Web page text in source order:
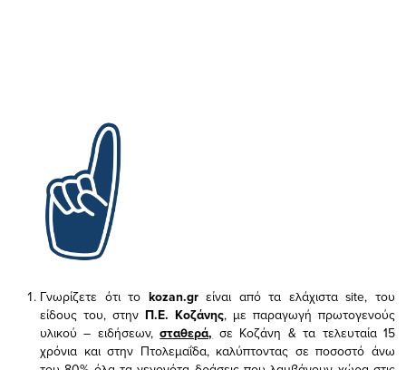
Γνωρίζετε ότι το kozan.gr είναι από τα ελάχισταsite, του
είδους του, στην Π.Ε. Κοζάνης, με παραγωγή πρωτογενούς
υλικού – ειδήσεων,σταθερά, σε Κοζάνη & τα τελευταία 15
χρόνια και στην Πτολεμαΐδα, καλύπτοντας σε ποσοστό άνω